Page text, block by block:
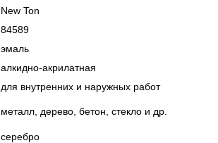
New Ton
84589
эмаль
алкидно-акрилатная
для внутренних и наружных работ
металл, дерево, бетон, стекло и др.
серебро